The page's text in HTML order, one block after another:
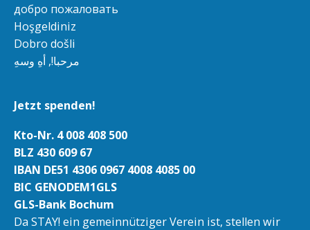
добро пожаловать
Hoşgeldiniz
Dobro došli
مرحبا!, أهِ وسهِ
Jetzt spenden!
Kto-Nr. 4 008 408 500
BLZ 430 609 67
IBAN DE51 4306 0967 4008 4085 00
BIC GENODEM1GLS
GLS-Bank Bochum
Da STAY! ein gemeinnütziger Verein ist, stellen wir